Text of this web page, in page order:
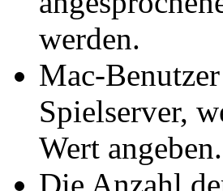
werden.
Mac-
Spielserver,
Wert angeben.
Die Anzahl